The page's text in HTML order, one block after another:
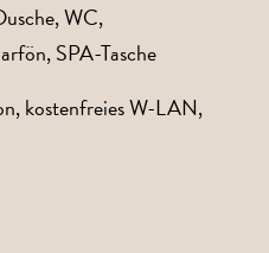
WC,
SPA-Tasche
kostenfreies W-LAN,